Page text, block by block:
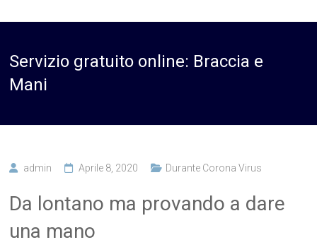
Servizio gratuito online: Braccia e
Mani
admin Aprile 8, 2020 Durante Corona Virus
Da lontano ma provando a dare
una mano